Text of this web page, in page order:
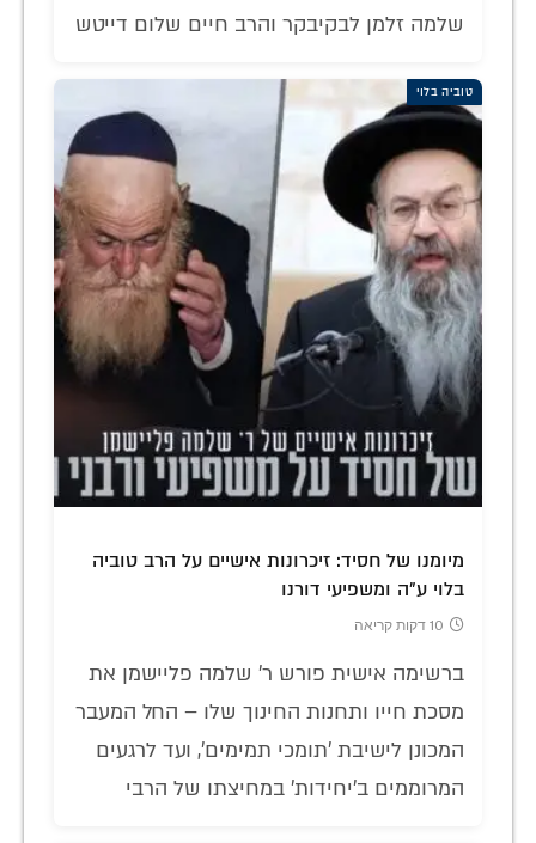
שלמה זלמן לבקיבקר והרב חיים שלום דייטש
טוביה בלוי
מיומנו של חסיד: זיכרונות אישיים על הרב טוביה
בלוי ע"ה ומשפיעי דורנו
10 דקות קריאה
ברשימה אישית פורש ר' שלמה פליישמן את
מסכת חייו ותחנות החינוך שלו – החל המעבר
המכונן לישיבת 'תומכי תמימים', ועד לרגעים
המרוממים ב'יחידות' במחיצתו של הרבי